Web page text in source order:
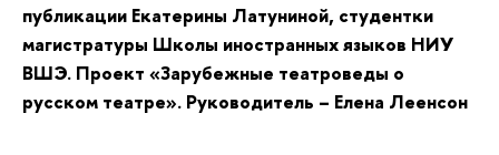
публикации Екатерины Латуниной, студентки
магистратуры Школы иностранных языков НИУ
ВШЭ. Проект «Зарубежные театроведы о
русском театре». Руководитель – Елена Леенсон